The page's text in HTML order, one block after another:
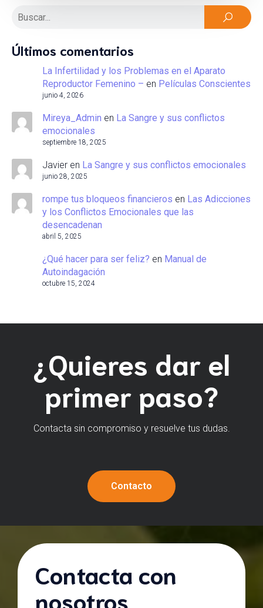
Últimos comentarios
La Infertilidad y los Problemas en el Aparato
Reproductor Femenino – en Películas Conscientes
junio 4, 2026
Mireya_Admin en La Sangre y sus conflictos
emocionales
septiembre 18, 2025
Javier en La Sangre y sus conflictos emocionales
junio 28, 2025
rompe tus bloqueos financieros en Las Adicciones
y los Conflictos Emocionales que las
desencadenan
abril 5, 2025
¿Qué hacer para ser feliz? en Manual de
Autoindagación
octubre 15, 2024
¿Quieres dar el
primer paso?
Contacta sin compromiso y resuelve tus dudas.
Contacto
Contacta con
nosotros